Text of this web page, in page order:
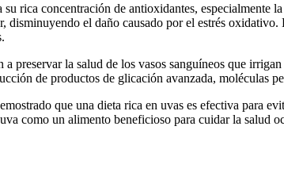
rica concentración de antioxidantes,
el daño causado por el estrés
preservar la salud de los vasos sanguíneos que
de productos de glicación avanzada, moléculas
que una dieta rica en uvas es efectiva para
como un alimento beneficioso para cuidar la salud